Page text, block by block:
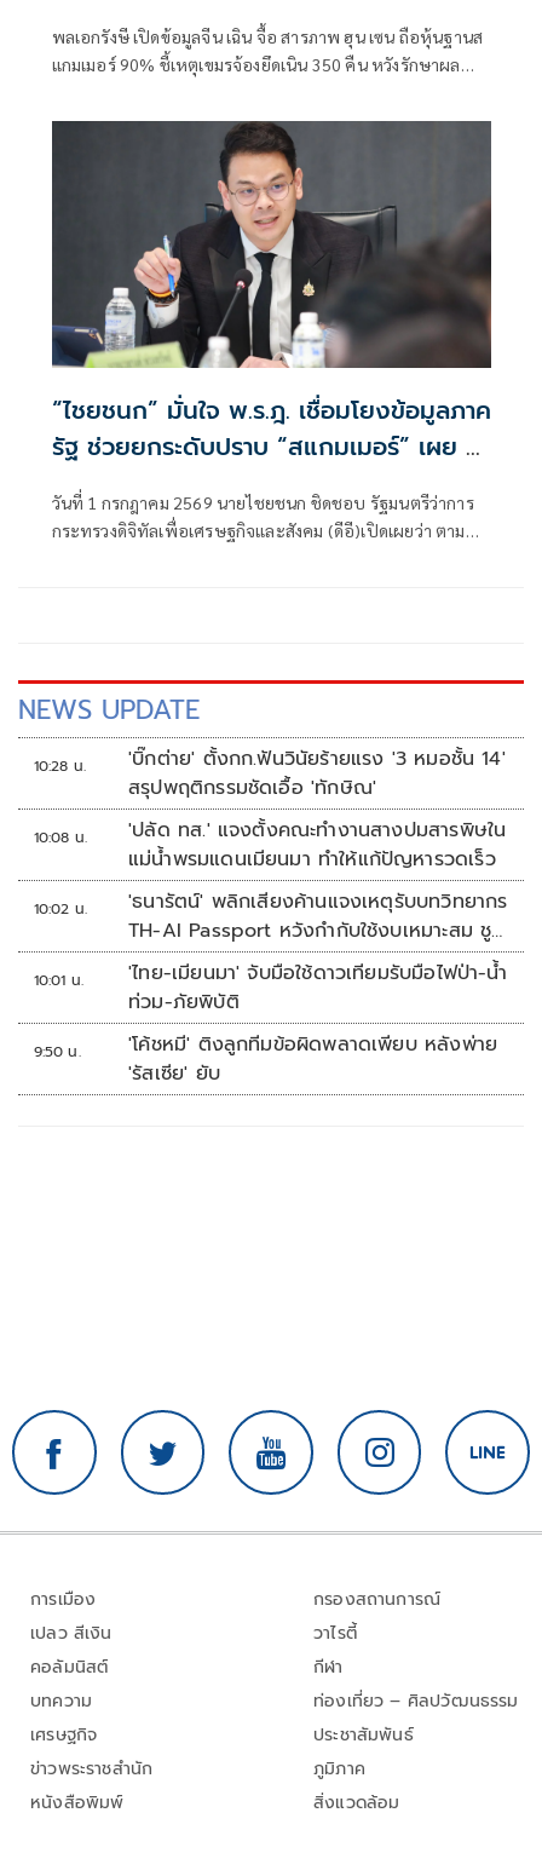
พลเอกรังษี เปิดข้อมูลจีน เฉิน จื้อ สารภาพ ฮุน เซน ถือหุ้นฐานส
แกมเมอร์ 90% ชี้เหตุเขมรจ้องยึดเนิน 350 คืน หวังรักษาผล
“ไชยชนก” มั่นใจ พ.ร.ฎ. เชื่อมโยงข้อมูลภาค
รัฐ ช่วยยกระดับปราบ “สแกมเมอร์” เผย 4
เดือน มูลค่าความเสียหายลดลงกว่า 74%
วันที่ 1 กรกฎาคม 2569 นายไชยชนก ชิดชอบ รัฐมนตรีว่าการ
กระทรวงดิจิทัลเพื่อเศรษฐกิจและสังคม (ดีอี)เปิดเผยว่า ตามที่
NEWS UPDATE
10:28 น.
'บิ๊กต่าย' ตั้งกก.ฟันวินัยร้ายแรง '3 หมอชั้น 14'
สรุปพฤติกรรมชัดเอื้อ 'ทักษิณ'
10:08 น.
'ปลัด ทส.' แจงตั้งคณะทำงานสางปมสารพิษใน
แม่น้ำพรมแดนเมียนมา ทำให้แก้ปัญหารวดเร็ว
10:02 น.
'ธนารัตน์' พลิกเสียงค้านแจงเหตุรับบทวิทยากร
TH-AI Passport หวังกำกับใช้งบเหมาะสม ชู
จุดเด่นคนไทยได้ใช้ AI ระดับโปร ลดเหลื่อมล้ำ
ทางเทคโนโลยี เซฟงบไปกว่า900ล้าน เชื่อหาก
ใช้เต็มที่เอกชนขาดทุนย่อยยับ
10:01 น.
'ไทย-เมียนมา' จับมือใช้ดาวเทียมรับมือไฟป่า-น้ำ
ท่วม-ภัยพิบัติ
9:50 น.
'โค้ชหมี' ติงลูกทีมข้อผิดพลาดเพียบ หลังพ่าย
'รัสเซีย' ยับ
การเมือง
เปลว สีเงิน
คอลัมนิสต์
บทความ
เศรษฐกิจ
ข่าวพระราชสำนัก
หนังสือพิมพ์
กรองสถานการณ์
วาไรตี้
กีฬา
ท่องเที่ยว – ศิลปวัฒนธรรม
ประชาสัมพันธ์
ภูมิภาค
สิ่งแวดล้อม